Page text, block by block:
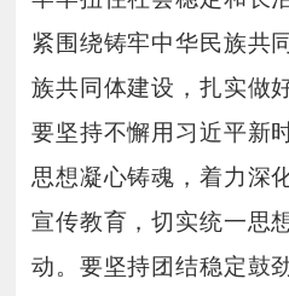
紧围绕铸牢中华民族共
族共同体建设，扎实做
要坚持不懈用习近平新
思想凝心铸魂，着力深
宣传教育，切实统一思
动。要坚持团结稳定鼓